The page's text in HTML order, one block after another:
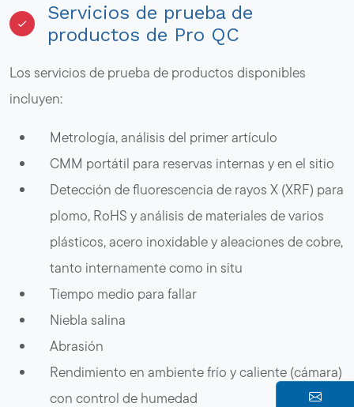
Servicios de prueba de
productos de Pro QC
Los servicios de prueba de productos disponibles
incluyen:
Metrología, análisis del primer artículo
CMM portátil para reservas internas y en el sitio
Detección de fluorescencia de rayos X (XRF) para
plomo, RoHS y análisis de materiales de varios
plásticos, acero inoxidable y aleaciones de cobre,
tanto internamente como in situ
Tiempo medio para fallar
Niebla salina
Abrasión
Rendimiento en ambiente frío y caliente (cámara)
con control de humedad